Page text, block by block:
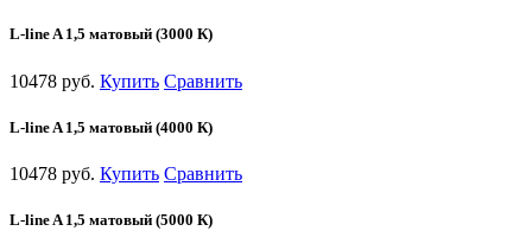
L-line A 1,5 матовый (3000 К)
10478 руб. Купить Сравнить
L-line A 1,5 матовый (4000 К)
10478 руб. Купить Сравнить
L-line A 1,5 матовый (5000 К)